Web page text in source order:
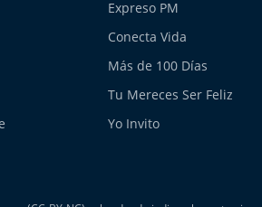
Expreso PM
Conecta Vida
Más de 100 Días
Tu Mereces Ser Feliz
Yo Invito